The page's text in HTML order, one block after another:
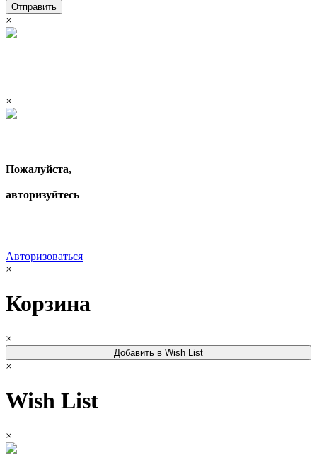
Отправить
×
×
Пожалуйста,
авторизуйтесь
Авторизоваться
×
Корзина
×
Добавить в Wish List
×
Wish List
×